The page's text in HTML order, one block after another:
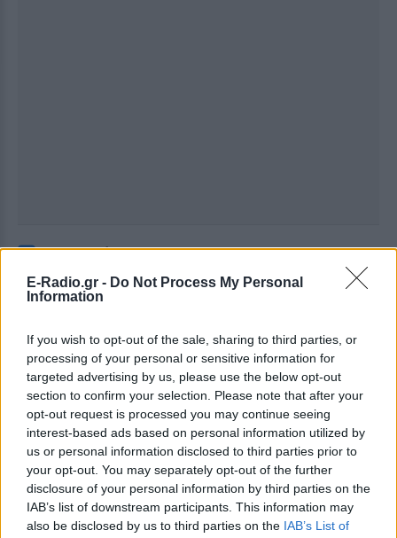
E-Radio.gr - Do Not Process My Personal
Information
If you wish to opt-out of the sale, sharing to third parties, or
processing of your personal or sensitive information for
targeted advertising by us, please use the below opt-out
section to confirm your selection. Please note that after your
opt-out request is processed you may continue seeing
interest-based ads based on personal information utilized by
us or personal information disclosed to third parties prior to
your opt-out. You may separately opt-out of the further
disclosure of your personal information by third parties on the
IAB’s list of downstream participants. This information may
also be disclosed by us to third parties on the IAB’s List of
Ακολουθήστε το E-Radio.gr στοGoogle News
και μάθετε πρώτοι τα πιο hot νέα.
και ότι σου κάνει κλικ!
Ακολουθήστε το E-Radio.gr και στο Instagram
ΔΙΑΦΗΜΙΣΗ